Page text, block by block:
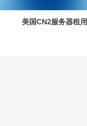
美国CN2服务器租用